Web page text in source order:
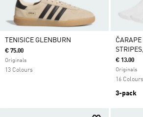
TENISICE GLENBURN
€ 75.00
Originals
13 Colours
€ 13.00
Originals
16 Colours
3-pack